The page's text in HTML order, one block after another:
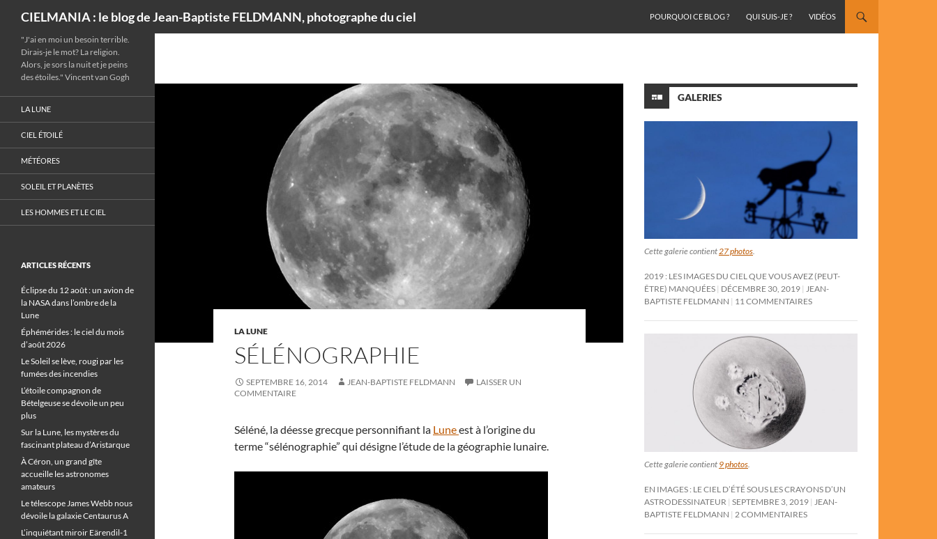
CIELMANIA : le blog de Jean-Baptiste FELDMANN, photographe du ciel
POURQUOI CE BLOG ?
QUI SUIS-JE ? VIDÉOS
LA LUNE
SÉLÉNOGRAPHIE
SEPTEMBRE 16, 2014 JEAN-BAPTISTE FELDMANN
LAISSER UN
COMMENTAIRE
Séléné, la déesse grecque personnifiant la Luneest à l’origine du
terme “sélénographie” qui désigne l’étude de la géographie lunaire.
GALERIES
Cette galerie contient27 photos.
2019 : LES IMAGES DU CIEL QUE VOUS AVEZ (PEUT-
ÊTRE) MANQUÉES DÉCEMBRE 30, 2019 JEAN-
BAPTISTE FELDMANN
11 COMMENTAIRES
Cette galerie contient 9 photos
EN IMAGES : LE CIEL D’ÉTÉ SOUS LES CRAYONS D’UN
ASTRODESSINATEUR SEPTEMBRE 3, 2019
JEAN-
BAPTISTE FELDMANN
2 COMMENTAIRES
"J'ai en moi un besoin terrible.
Dirais-je le mot? La religion.
Alors, je sors la nuit et je peins
des étoiles." Vincent van Gogh
LA LUNE
CIEL ÉTOILÉ
MÉTÉORES
SOLEIL ET PLANÈTES
LES HOMMES ET LE CIEL
ARTICLES RÉCENTS
Éclipse du 12 août : un avion de
la NASA dans l’ombre de la
Lune
Éphémérides : le ciel du mois
d’août 2026
Le Soleil se lève, rougi par les
fumées des incendies
L’étoile compagnon de
Bételgeuse se dévoile un peu
plus
Sur la Lune, les mystères du
fascinant plateau d’Aristarque
À Céron, un grand gîte
accueille les astronomes
amateurs
Le télescope James Webb nous
dévoile la galaxie Centaurus A
L’inquiétant miroir Eärendil-1